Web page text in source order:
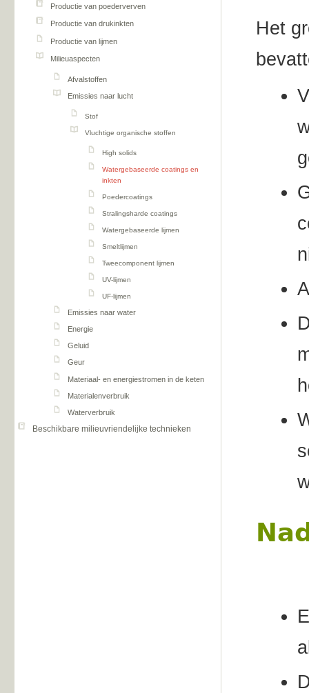
Productie van poederverven
Productie van drukinkten
Productie van lijmen
Milieuaspecten
Afvalstoffen
Emissies naar lucht
Stof
Vluchtige organische stoffen
High solids
Watergebaseerde coatings en
inkten
Poedercoatings
Stralingsharde coatings
Watergebaseerde lijmen
Smeltlijmen
Tweecomponent lijmen
UV-lijmen
UF-lijmen
Emissies naar water
Energie
Geluid
Geur
Materiaal- en energiestromen in de keten
Materialenverbruik
Waterverbruik
Beschikbare milieuvriendelijke technieken
Het